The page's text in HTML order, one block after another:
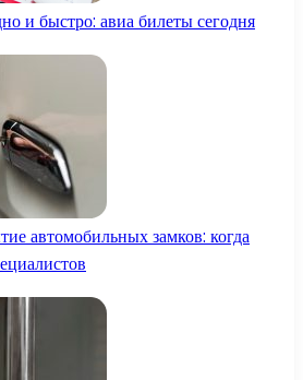
и быстро: авиа билеты сегодня
автомобильных замков: когда